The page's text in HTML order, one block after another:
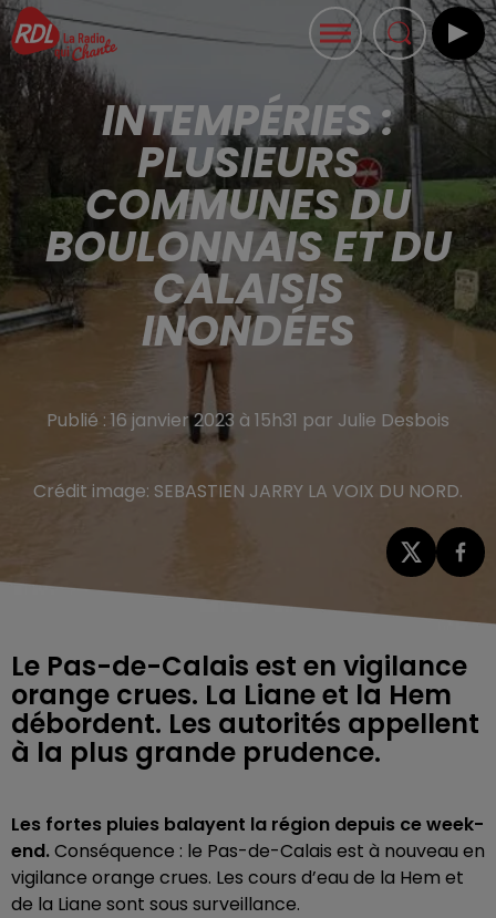
INTEMPÉRIES :
PLUSIEURS
COMMUNES DU
BOULONNAIS ET DU
CALAISIS
INONDÉES
Publié : 16 janvier 2023 à 15h31 par Julie Desbois
Crédit image: SEBASTIEN JARRY LA VOIX DU NORD.
Le Pas-de-Calais est en vigilance
orange crues. La Liane et la Hem
débordent. Les autorités appellent
à la plus grande prudence.
Les fortes pluies balayent la région depuis ce week-
end.Conséquence : le Pas-de-Calais est à nouveau en
vigilance orange crues. Les cours d’eau de la Hem et
de la Liane sont sous surveillance.